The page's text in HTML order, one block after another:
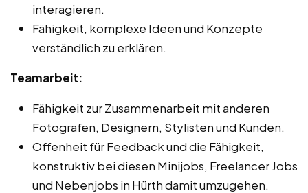
interagieren.
Fähigkeit, komplexe Ideen und Konzepte
verständlich zu erklären.
Teamarbeit:
Fähigkeit zur Zusammenarbeit mit anderen
Fotografen, Designern, Stylisten und Kunden.
Offenheit für Feedback und die Fähigkeit,
konstruktiv bei diesen Minijobs, Freelancer Jobs
und Nebenjobs in Hürth damit umzugehen.